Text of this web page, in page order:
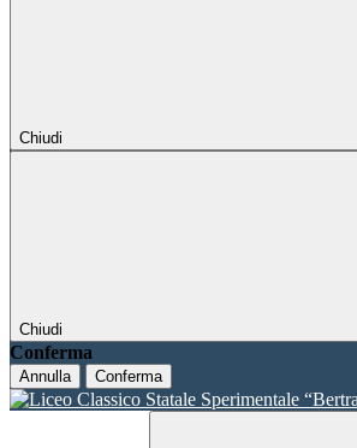
Chiudi
Chiudi
Conferma
Annulla Conferma